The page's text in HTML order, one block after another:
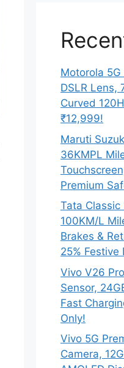
Motorola
DSLR Lens,
Curved
₹12,999!
Maruti
36KMPL
Premium
Tata Classic
100KM/L
Brakes &
25% Festive
Vivo V26
Sensor,
Fast
Only!
Vivo 5G
Camera,